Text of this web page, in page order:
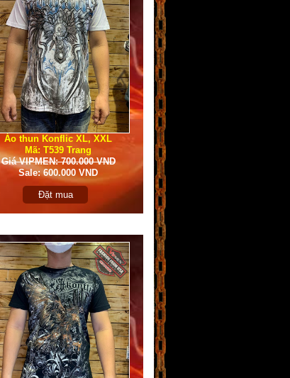
Áo thun Konflic XL, XXL
Mã: T539 Trang
Giá VIPMEN: 700.000 VND
Sale: 600.000 VND
Đặt mua